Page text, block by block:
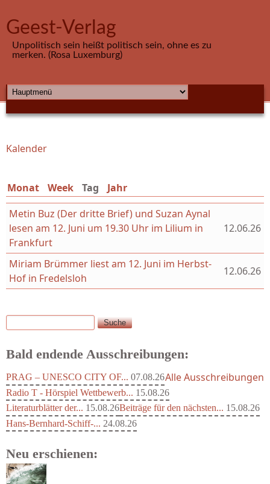
Geest-Verlag
Unpolitisch sein heißt politisch sein, ohne es zu
merken. (Rosa Luxemburg)
HAUPTMENÜ
Sie sind hier
Kalender
Monat Week Tag (aktiver Reiter)
Jahr
Metin Buz (Der dritte Brief) und Suzan Aynal
lesen am 12. Juni um 19.30 Uhr im Lilium in
Frankfurt
12.06.26
Miriam Brümmer liest am 12. Juni im Herbst-
Hof in Fredelsloh
12.06.26
Suchformular
Suche
Bald endende Ausschreibungen:
PRAG – UNESCO CITY OF... 07.08.26
Radio T - Hörspiel Wettbewerb... 15.08.26
Literaturblätter der... 15.08.26Beiträge für den nächsten... 15.08.26
Hans-Bernhard-Schiff-... 24.08.26
Alle Ausschreibungen
Neu erschienen: